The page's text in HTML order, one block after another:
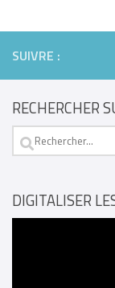
SUIVRE :
RECHERCHER
Rechercher :
DIGITALISER